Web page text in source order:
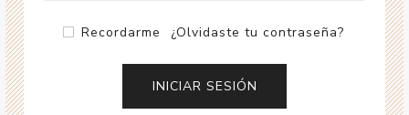
Recordarme ¿Olvidaste tu contraseña?